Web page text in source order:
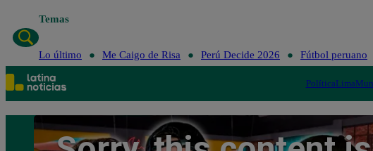
Temas
Lo último Me Caigo de Risa Perú Decide 2026 Fútbol peruano
PolíticaLima